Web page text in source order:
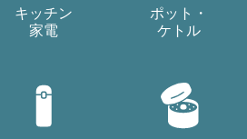
キッチン
家電
ポット・
ケトル